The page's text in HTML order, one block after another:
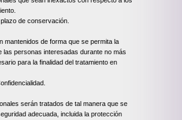
de conservación.
mantenidos de forma que se permita la
las personas interesadas durante no más
para la finalidad del tratamiento en
serán tratados de tal manera que se
adecuada, incluida la protección